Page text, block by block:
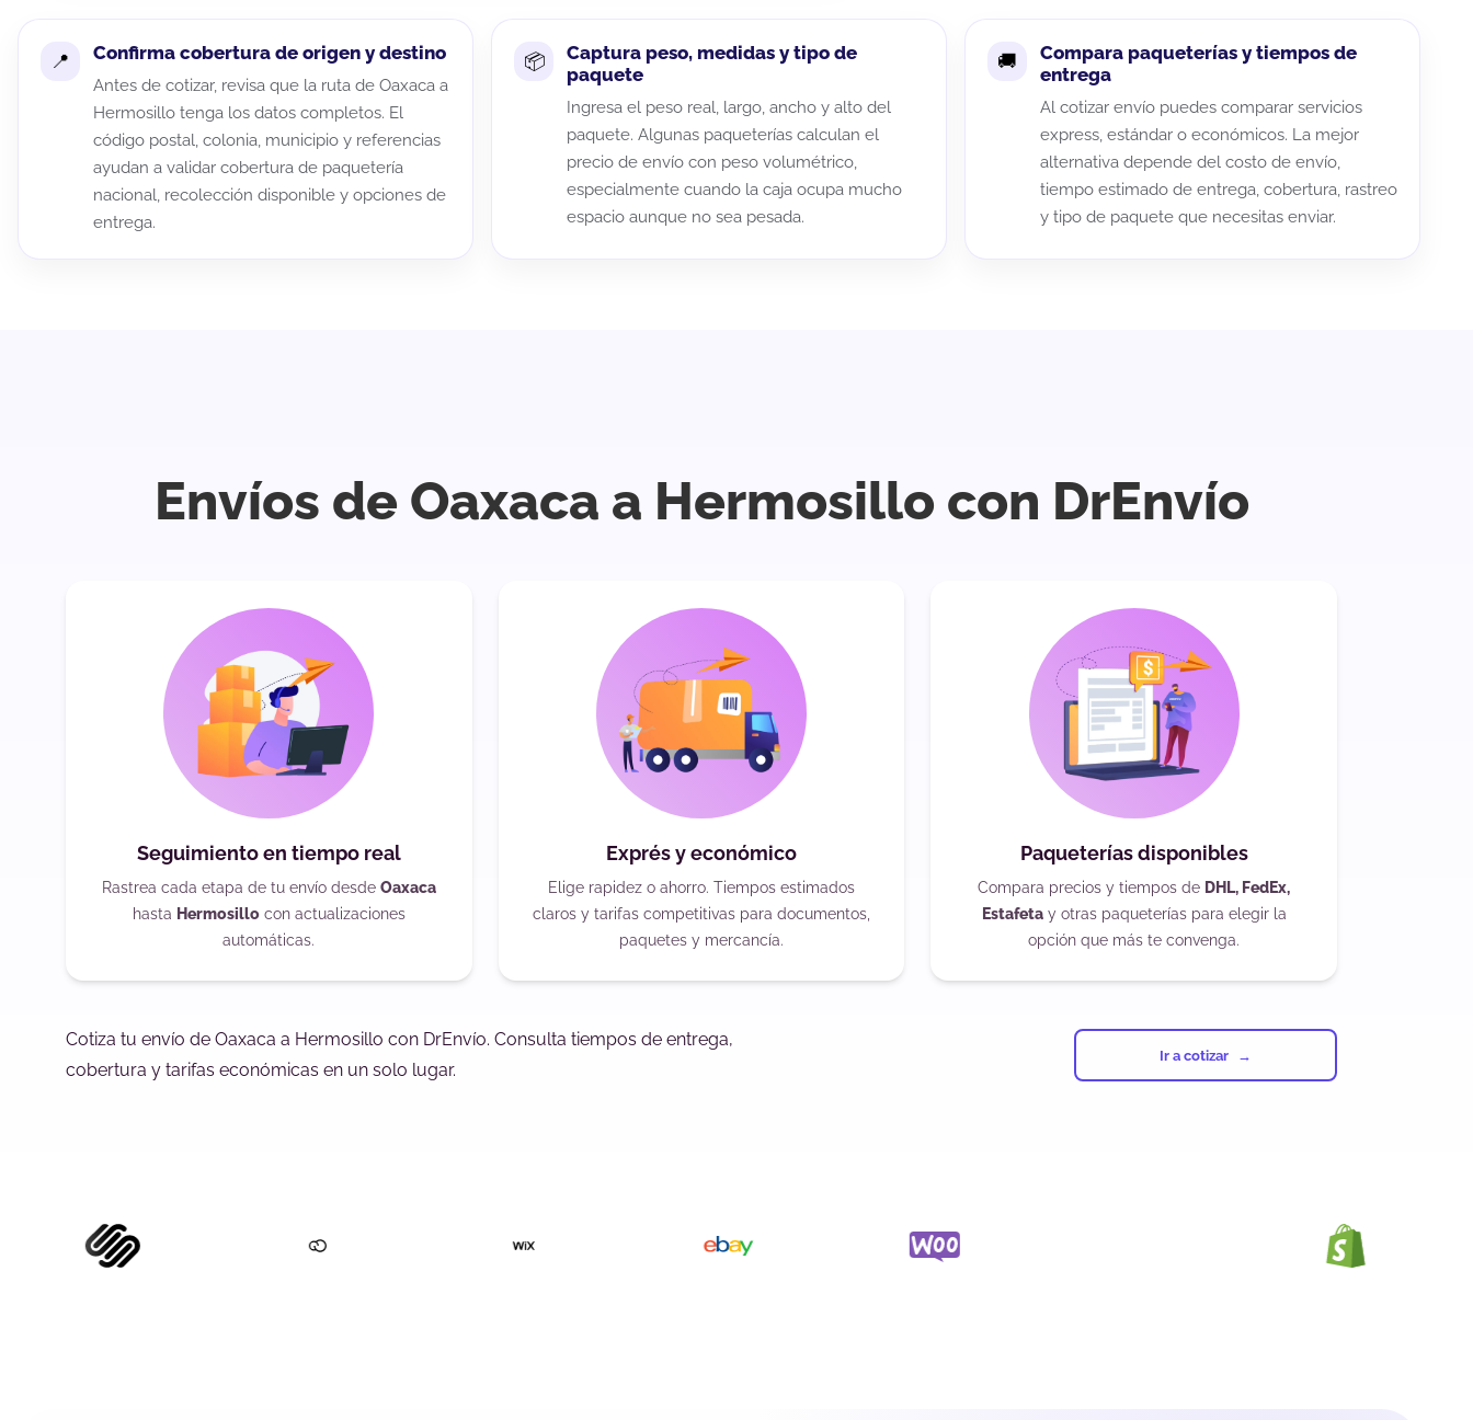
Confirma cobertura de origen y destino
Antes de cotizar, revisa que la ruta de Oaxaca a
Hermosillo tenga los datos completos. El
código postal, colonia, municipio y referencias
ayudan a validar cobertura de paquetería
nacional, recolección disponible y opciones de
entrega.
Captura peso, medidas y tipo de
paquete
Ingresa el peso real, largo, ancho y alto del
paquete. Algunas paqueterías calculan el
precio de envío con peso volumétrico,
especialmente cuando la caja ocupa mucho
espacio aunque no sea pesada.
Compara paqueterías y tiempos de
entrega
Al cotizar envío puedes comparar servicios
express, estándar o económicos. La mejor
alternativa depende del costo de envío,
tiempo estimado de entrega, cobertura, rastreo
y tipo de paquete que necesitas enviar.
Envíos de Oaxaca a Hermosillo con DrEnvío
Seguimiento en tiempo real
Rastrea cada etapa de tu envío desde Oaxaca
hasta Hermosillocon actualizaciones
automáticas.
Exprés y económico
Elige rapidez o ahorro. Tiempos estimados
claros y tarifas competitivas para documentos,
paquetes y mercancía.
Paqueterías disponibles
Compara precios y tiempos de DHL, FedEx,
Estafetay otras paqueterías para elegir la
opción que más te convenga.
Cotiza tu envío de Oaxaca a Hermosillo con DrEnvío. Consulta tiempos de entrega,
cobertura y tarifas económicas en un solo lugar.
Ir a cotizar